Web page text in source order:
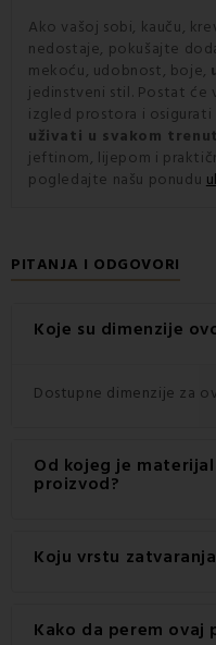
Ako vašoj sobi, kauču,
nedostaje, pokušajte
mekoću, udobnost, boje,
jedinstveni stil. Postat će
izgled prostora i osigurati
uživati u svakom
jeftinom, lijepom i
pogledajte našu ponudu
PITANJA I ODGOVORI
Koje su dimenzije
Dostupne dimenzije za
Od kojeg je
proizvod?
Ovaj proizvod je izrađen
100% pamuk.
Koju vrstu
Ovaj proizvod ima
Kako da perem ovaj